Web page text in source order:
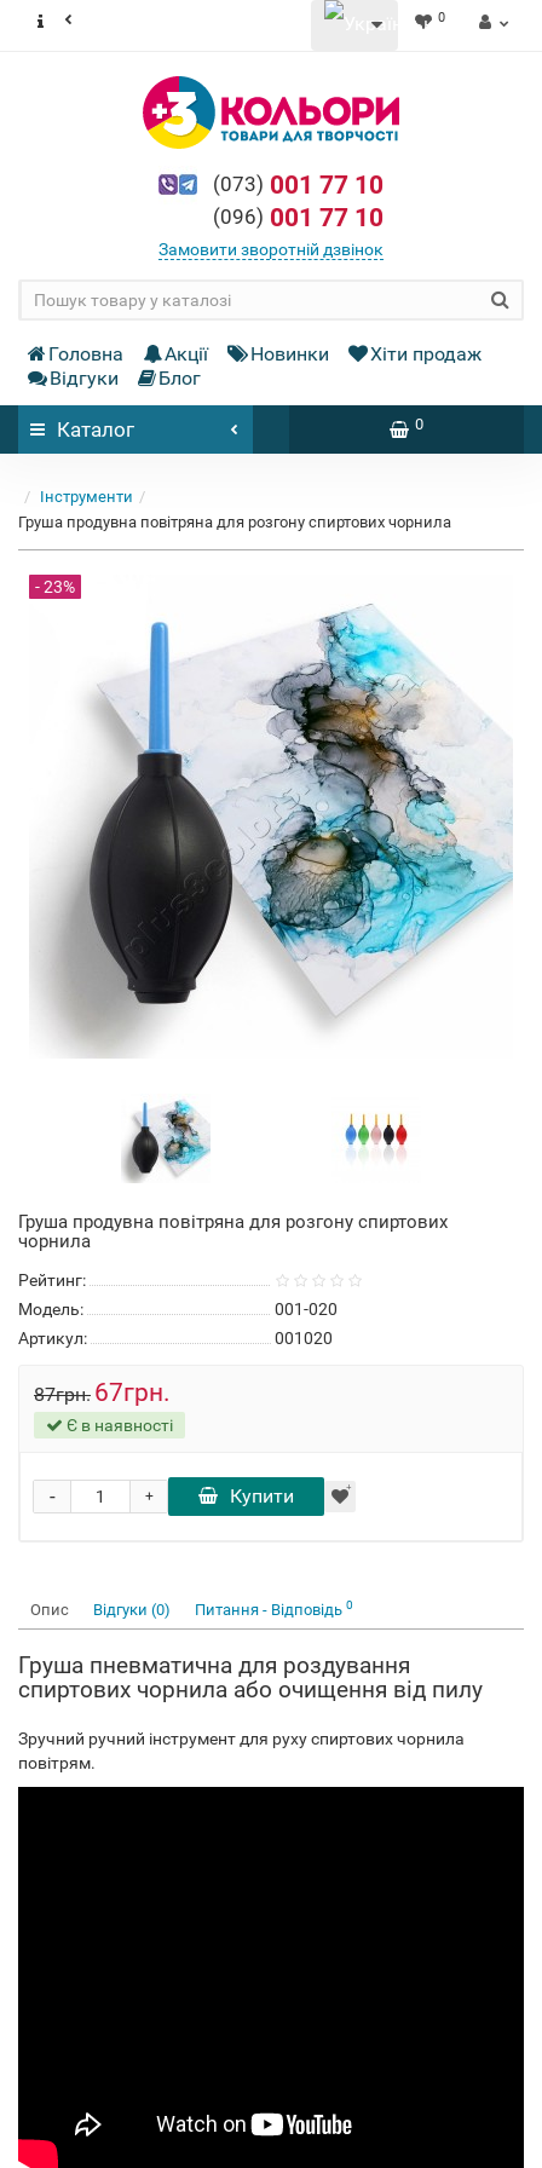
0
(073) 001 77 10
(096) 001 77 10
Замовити зворотній дзвінок
Головна Акції Новинки
Хіти продаж
Відгуки
Блог
Каталог 0
Інструменти
Груша продувна повітряна для розгону спиртових чорнила
- 23%
Груша продувна повітряна для розгону спиртових
чорнила
Рейтинг:
Модель:
001-020
Артикул:
001020
87грн. 67грн.
Є в наявності
+
- Купити
Опис Відгуки (0) Питання - Відповідь 0
Груша пневматична для роздування
спиртових чорнила або очищення від пилу
Зручний ручний інструмент для руху спиртових чорнила
повітрям.